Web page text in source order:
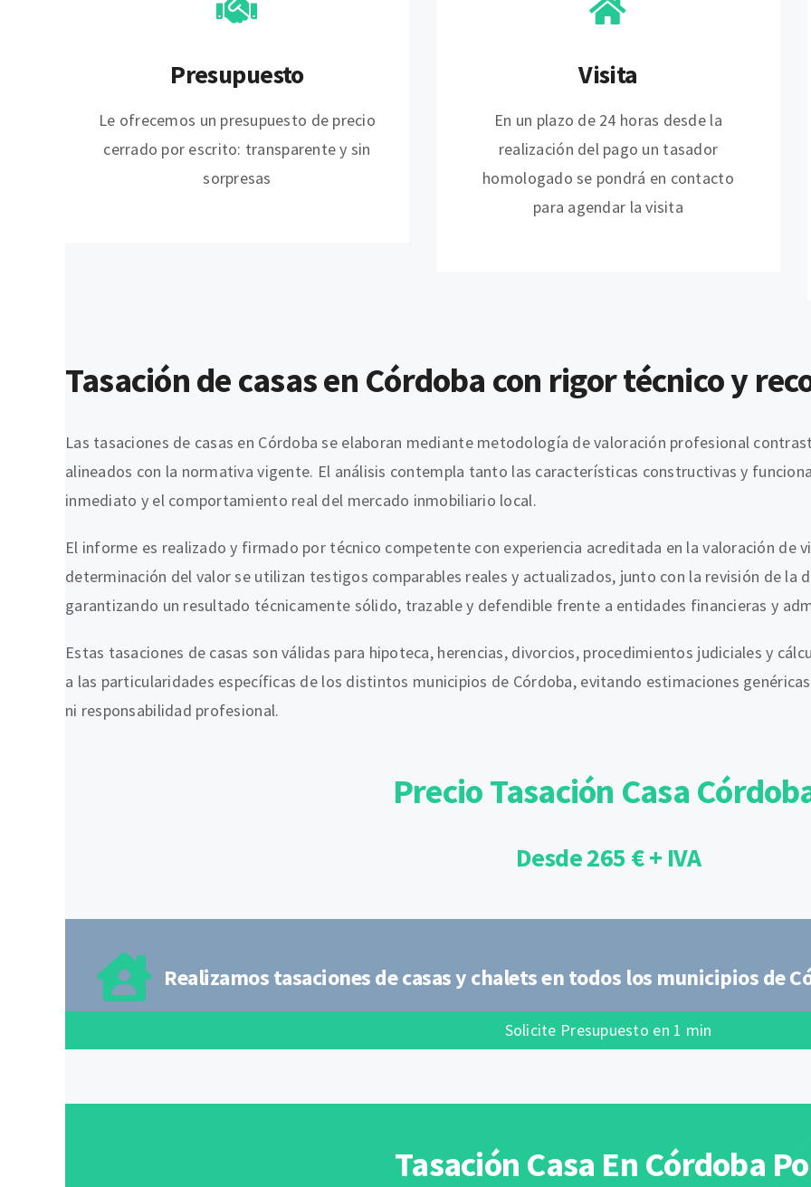
Presupuesto
Le ofrecemos un presupuesto de precio
cerrado por escrito: transparente y sin
sorpresas
Visita
En un plazo de 24 horas desde la
realización del pago un tasador
homologado se pondrá en contacto
para agendar la visita
Tasación de casas en Córdoba con rigor técnico y
Las tasaciones de casas en Córdoba se elaboran mediante metodología de valoración profesional
alineados con la normativa vigente. El análisis contempla tanto las características constructivas y
inmediato y el comportamiento real del mercado inmobiliario local.
El informe es realizado y firmado por técnico competente con experiencia acreditada en la valoración de
determinación del valor se utilizan testigos comparables reales y actualizados, junto con la revisión de la
garantizando un resultado técnicamente sólido, trazable y defendible frente a entidades financieras y
Estas tasaciones de casas son válidas para hipoteca, herencias, divorcios, procedimientos judiciales y
a las particularidades específicas de los distintos municipios de Córdoba, evitando estimaciones
ni responsabilidad profesional.
Precio Tasación Casa
Desde 265 € + IVA
Realizamos tasaciones de casas y chalets en todos los municipios de
Solicite Presupuesto en 1 min
Tasación Casa En Córdoba